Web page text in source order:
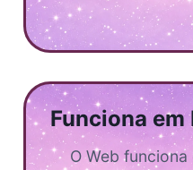
Funciona em
O Web